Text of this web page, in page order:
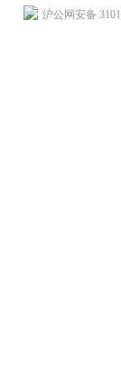
沪公网安备